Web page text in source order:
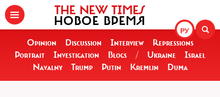
РУ
THE NEW TIMES
НОВОЕ ВРЕМЯ
Opinion Discussion Interview
Repressions
Portrait
Investigation Blogs / Ukraine
Israel
Navalny
Trump Putin Kremlin Duma